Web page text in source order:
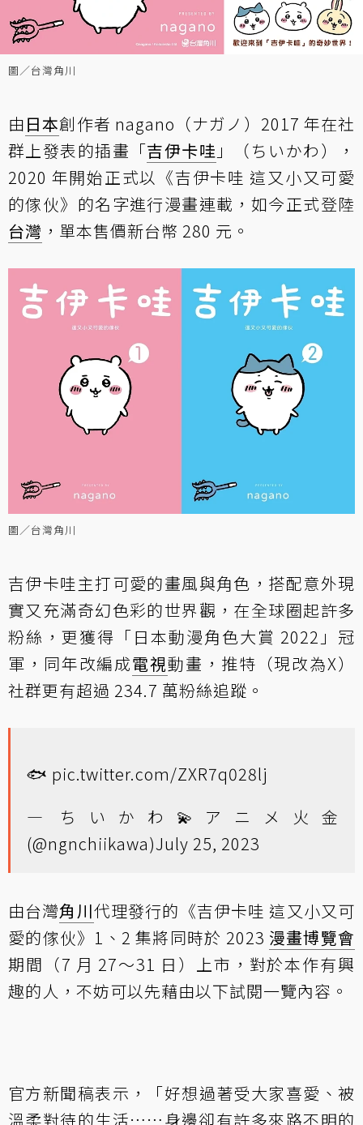
圖／台灣角川
由日本創作者 nagano（ナガノ）2017 年在社
群上發表的插畫「吉伊卡哇 」（ちいかわ），
2020 年開始正式以《吉伊卡哇 這又小又可愛
的傢伙》的名字進行漫畫連載，如今正式登陸
台灣 ，單本售價新台幣 280 元。
圖／台灣角川
吉伊卡哇主打可愛的畫風與角色，搭配意外現
實又充滿奇幻色彩的世界觀，在全球圈起許多
粉絲，更獲得「日本動漫角色大賞 2022」冠
軍，同年改編成電視動畫，推特（現改為X）
社群更有超過 234.7 萬粉絲追蹤。
🐟 pic.twitter.com/ZXR7q028lj
— ちいかわ💫アニメ火金
(@ngnchiikawa)July 25, 2023
由台灣角川代理發行的《吉伊卡哇 這又小又可
愛的傢伙》1、2 集將同時於 2023 漫畫博覽會
期間（7 月 27～31 日）上市，對於本作有興
趣的人，不妨可以先藉由以下試閱一覽內容。
官方新聞稿表示，「好想過著受大家喜愛、被
溫柔對待的生活……身邊卻有許多來路不明的